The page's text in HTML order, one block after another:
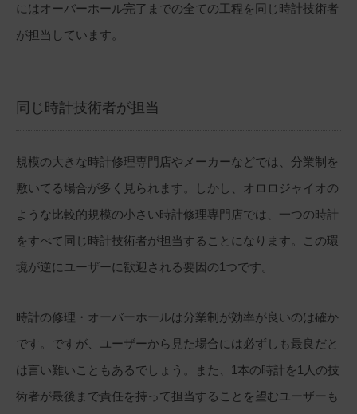
にはオーバーホール完了までの全ての工程を同じ時計技術者
が担当しています。
同じ時計技術者が担当
規模の大きな時計修理専門店やメーカーなどでは、分業制を
敷いてる場合が多く見られます。しかし、オロロジャイオの
ような比較的規模の小さい時計修理専門店では、一つの時計
をすべて同じ時計技術者が担当することになります。この環
境が逆にユーザーに歓迎される要因の1つです。
時計の修理・オーバーホールは分業制が効率が良いのは確か
です。ですが、ユーザーから見た場合には必ずしも最良だと
は言い難いこともあるでしょう。また、1本の時計を1人の技
術者が最後まで責任を持って担当することを望むユーザーも